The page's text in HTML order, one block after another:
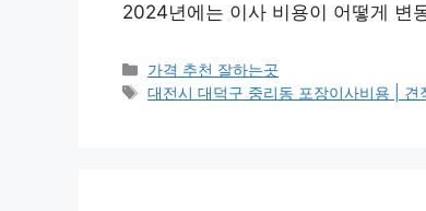
2024년에는 이사 비용이 어떻게 변
카
테
가격 추천 잘하는곳
태
대전시 대덕구 중리동 포장이사비용 |